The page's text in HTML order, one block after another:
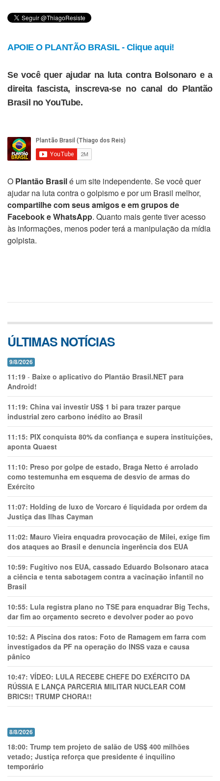
APOIE O PLANTÃO BRASIL - Clique aqui!
Se você quer ajudar na luta contra Bolsonaro e a
direita fascista, inscreva-se no canal do Plantão
Brasil no YouTube.
O Plantão Brasilé um site independente. Se você quer
ajudar na luta contra o golpismo e por um Brasil melhor,
compartilhe com seus amigos e em grupos de
Facebook e WhatsApp. Quanto mais gente tiver acesso
às informações, menos poder terá a manipulação da mídia
golpista.
ÚLTIMAS NOTÍCIAS
9/8/2026
11:19 - Baixe o aplicativo do Plantão Brasil.NET para
Android!
11:19: China vai investir US$ 1 bi para trazer parque
industrial zero carbono inédito ao Brasil
11:15: PIX conquista 80% da confiança e supera instituições,
aponta Quaest
11:10: Preso por golpe de estado, Braga Netto é arrolado
como testemunha em esquema de desvio de armas do
Exército
11:07: Holding de luxo de Vorcaro é liquidada por ordem da
Justiça das Ilhas Cayman
11:02: Mauro Vieira enquadra provocação de Milei, exige fim
dos ataques ao Brasil e denuncia ingerência dos EUA
10:59: Fugitivo nos EUA, cassado Eduardo Bolsonaro ataca
a ciência e tenta sabotagem contra a vacinação infantil no
Brasil
10:55: Lula registra plano no TSE para enquadrar Big Techs,
dar fim ao orçamento secreto e devolver poder ao povo
10:52: A Piscina dos ratos: Foto de Ramagem em farra com
investigados da PF na operação do INSS vaza e causa
pânico
10:47: VÍDEO: LULA RECEBE CHEFE DO EXÉRCITO DA
RÚSSIA E LANÇA PARCERIA MILITAR NUCLEAR COM
BRICS!! TRUMP CHORA!!
8/8/2026
18:00: Trump tem projeto de salão de US$ 400 milhões
vetado; Justiça reforça que presidente é inquilino
temporário